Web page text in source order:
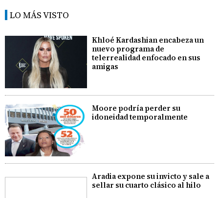
LO MÁS VISTO
Khloé Kardashian encabeza un
nuevo programa de
telerrealidad enfocado en sus
amigas
Moore podría perder su
idoneidad temporalmente
Aradia expone su invicto y sale a
sellar su cuarto clásico al hilo